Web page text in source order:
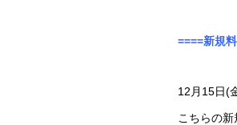
====新規
12月15日(
こちらの